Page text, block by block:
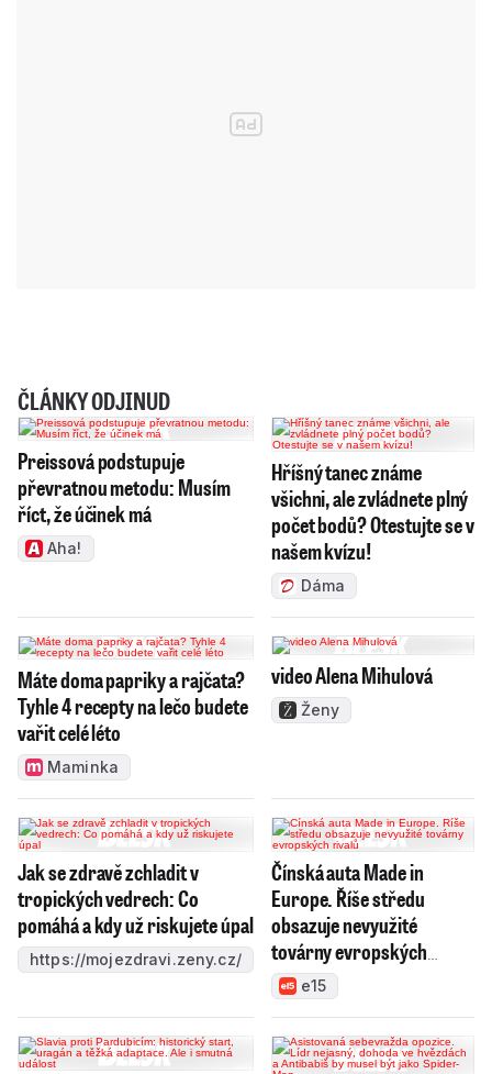
ČLÁNKY ODJINUD
Preissová podstupuje
převratnou metodu: Musím
říct, že účinek má
Aha!
Hříšný tanec známe
všichni, ale zvládnete plný
počet bodů? Otestujte se v
našem kvízu!
Dáma
Máte doma papriky a rajčata?
Tyhle 4 recepty na lečo budete
vařit celé léto
Maminka
video Alena Mihulová
Ženy
Jak se zdravě zchladit v
tropických vedrech: Co
pomáhá a kdy už riskujete úpal
https://mojezdravi.zeny.cz/
Čínská auta Made in
Europe. Říše středu
obsazuje nevyužité
továrny evropských
rivalůe15